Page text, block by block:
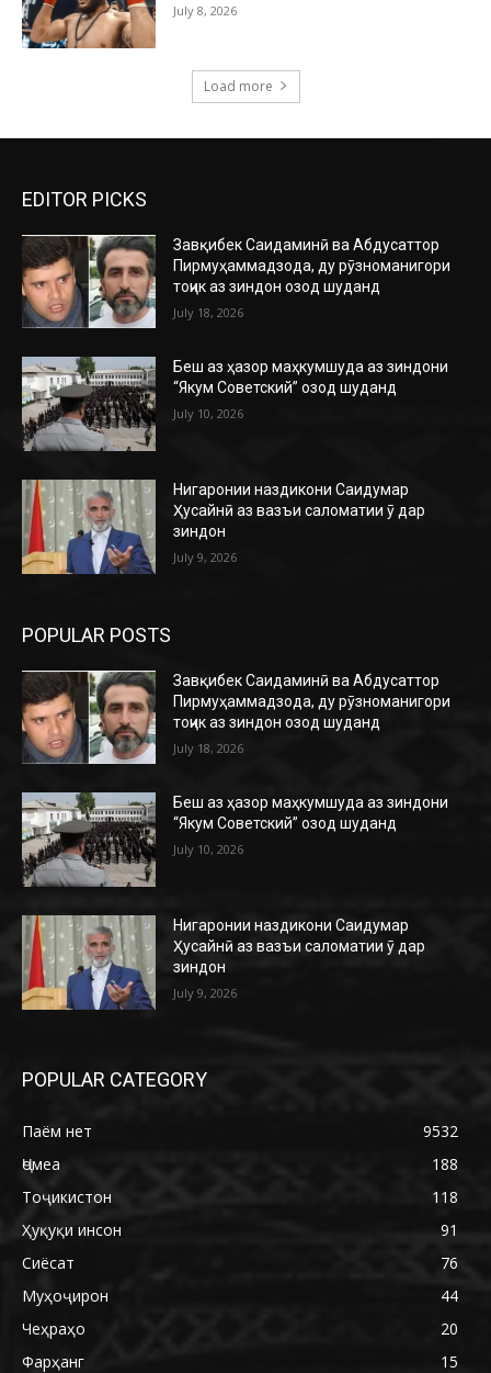
July 8, 2026
Load more
EDITOR PICKS
Завқибек Саидаминӣ ва Абдусаттор
Пирмуҳаммадзода, ду рӯзноманигори
тоҷик аз зиндон озод шуданд
July 18, 2026
Беш аз ҳазор маҳкумшуда аз зиндони
“Якум Советский” озод шуданд
July 10, 2026
Нигаронии наздикони Саидумар
Ҳусайнӣ аз вазъи саломатии ӯ дар
зиндон
July 9, 2026
POPULAR POSTS
Завқибек Саидаминӣ ва Абдусаттор
Пирмуҳаммадзода, ду рӯзноманигори
тоҷик аз зиндон озод шуданд
July 18, 2026
Беш аз ҳазор маҳкумшуда аз зиндони
“Якум Советский” озод шуданд
July 10, 2026
Нигаронии наздикони Саидумар
Ҳусайнӣ аз вазъи саломатии ӯ дар
зиндон
July 9, 2026
POPULAR CATEGORY
Паём нет
9532
Ҷомеа
188
Тоҷикистон
118
Ҳуқуқи инсон
91
Сиёсат
76
Муҳоҷирон
44
Чеҳраҳо
20
Фарҳанг
15